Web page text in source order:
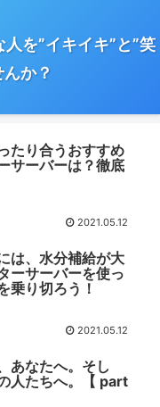
を”イキイキ”と”笑
か？
たり合うおすすめ
サーバーは？徹底
2021.05.12
は、水分補給が大
ーサーバーを使っ
乗り切ろう！
2021.05.12
あなたへ。そし
人たちへ。【 part